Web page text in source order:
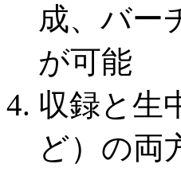
成、バー
が可能
収録と生
ど）の両